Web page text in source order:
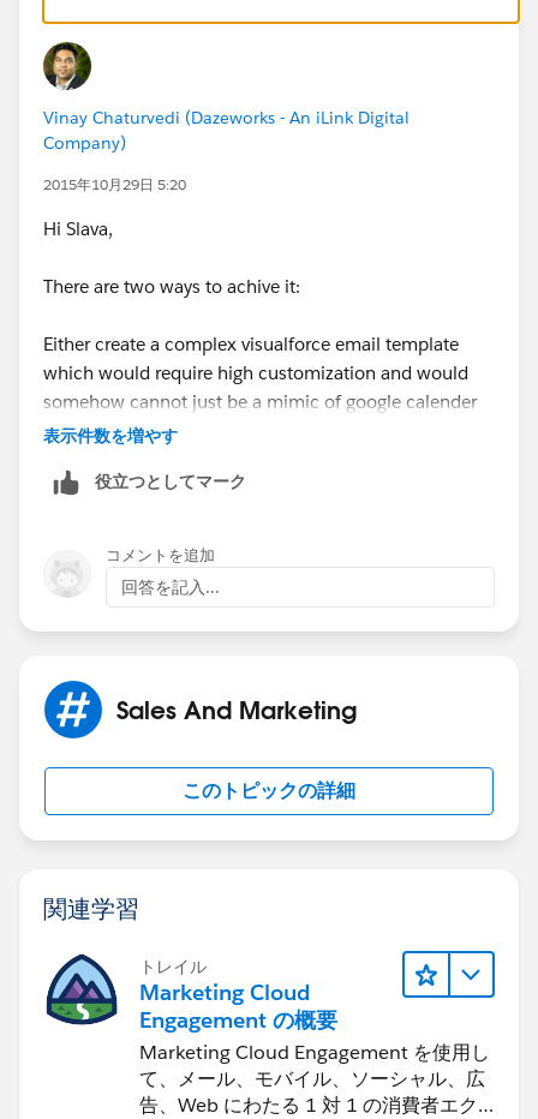
Vinay Chaturvedi (Dazeworks - An iLink Digital
Company)
2015年10月29日 5:20
Hi Slava,
There are two ways to achive it:
Either create a complex visualforce email template
which would require high customization and would
somehow cannot just be a mimic of google calender
invites:
Please checkSend Calendar Invites in Visualforce
Another way is to sync your salesforce claender with
google calender:One of the recommended app is
Apps
表示件数を増やす
役立つとしてマーク
コメントを追加
回答を記入...
Sales And Marketing
このトピックの詳細
関連学習
トレイル
Marketing Cloud
Engagement の概要
Marketing Cloud Engagement を使用し
て、メール、モバイル、ソーシャル、広
告、Web にわたる 1 対 1 の消費者エク